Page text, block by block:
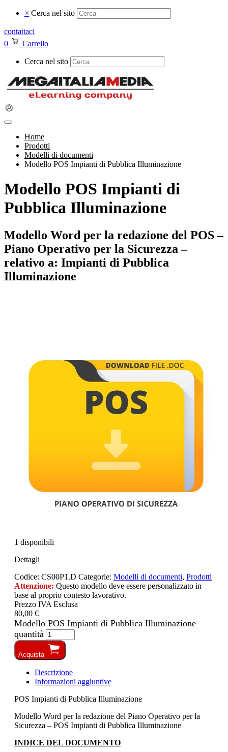
× Cerca nel sito
contattaci
0
Carrello
Cerca nel sito
Home
Prodotti
Modelli di documenti
Modello POS Impianti di Pubblica Illuminazione
Modello POS Impianti di
Pubblica Illuminazione
Modello Word per la redazione del POS –
Piano Operativo per la Sicurezza –
relativo a: Impianti di Pubblica
Illuminazione
1 disponibili
Dettagli
Codice: CS00P1.D Categorie: Modelli di documenti, Prodotti
Attenzione: Questo modello deve essere personalizzato in
base al proprio contesto lavorativo.
Prezzo IVA Esclusa
80,00 €
Modello POS Impianti di Pubblica Illuminazione
quantità
Acquista
Descrizione
Informazioni aggiuntive
POS Impianti di Pubblica Illuminazione
Modello Word per la redazione del Piano Operativo per la
Sicurezza – POS Impianti di Pubblica Illuminazione
INDICE DEL DOCUMENTO